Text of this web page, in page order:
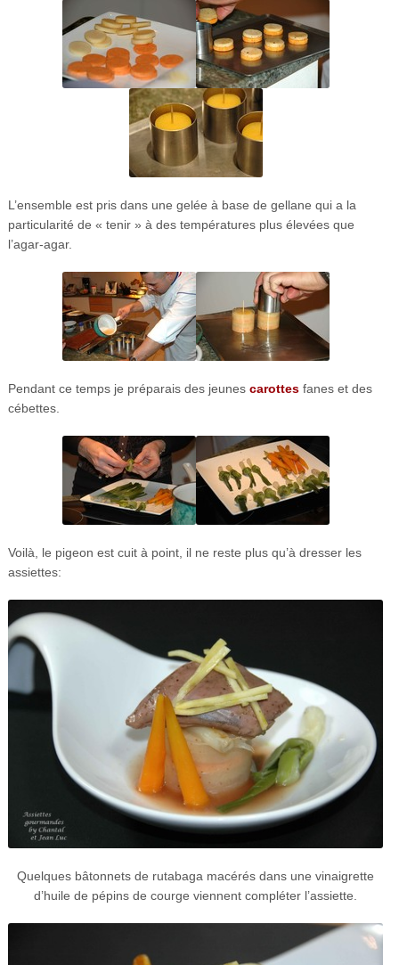
L’ensemble est pris dans une gelée à base de gellane qui a la
particularité de « tenir » à des températures plus élevées que
l’agar-agar.
Pendant ce temps je préparais des jeunes carottesfanes et des
cébettes.
Voilà, le pigeon est cuit à point, il ne reste plus qu’à dresser les
assiettes:
Quelques bâtonnets de rutabaga macérés dans une vinaigrette
d’huile de pépins de courge viennent compléter l’assiette.